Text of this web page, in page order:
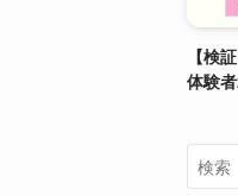
【検
体験